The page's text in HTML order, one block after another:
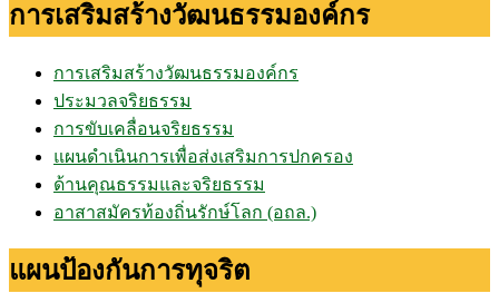
การเสริมสร้างวัฒนธรรมองค์กร
การเสริมสร้างวัฒนธรรมองค์กร
ประมวลจริยธรรม
การขับเคลื่อนจริยธรรม
แผนดำเนินการเพื่อส่งเสริมการปกครอง
ด้านคุณธรรมและจริยธรรม
อาสาสมัครท้องถิ่นรักษ์โลก (อถล.)
แผนป้องกันการทุจริต